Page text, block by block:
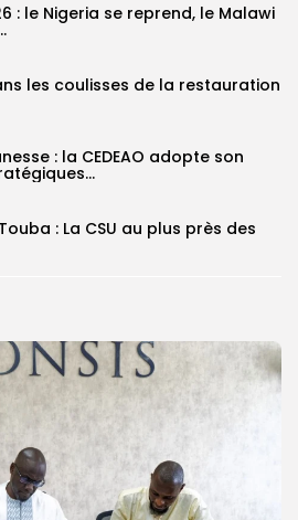
: le Nigeria se reprend, le Malawi
les coulisses de la restauration
: la CEDEAO adopte son
: La CSU au plus près des